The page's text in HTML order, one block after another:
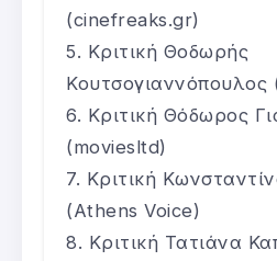
(cinefreaks.gr)
Κριτική Θοδωρής
Κουτσογιαννόπουλος
Κριτική Θόδωρος
(moviesltd)
Κριτική
(Athens Voice)
Κριτική Τατιάνα